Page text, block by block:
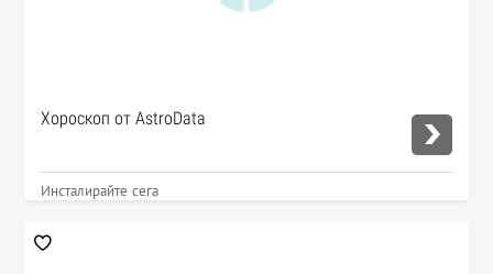
Хороскоп от AstroData
Инсталирайте сега